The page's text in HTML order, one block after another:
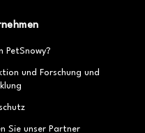
PetSnowy?
und Forschung und
Sie unser Partner